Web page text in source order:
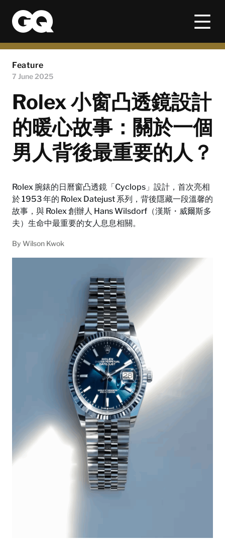
Feature
7 June 2025
Rolex 小窗凸透鏡設計
的暖心故事：關於一個
男人背後最重要的人？
Rolex 腕錶的日曆窗凸透鏡「Cyclops」設計，首次亮相
於 1953 年的 Rolex Datejust 系列，背後隱藏一段溫馨的
故事，與 Rolex 創辦人 Hans Wilsdorf（漢斯・威爾斯多
夫）生命中最重要的女人息息相關。
By Wilson Kwok